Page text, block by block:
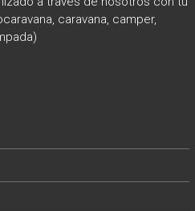
caravana, camper,